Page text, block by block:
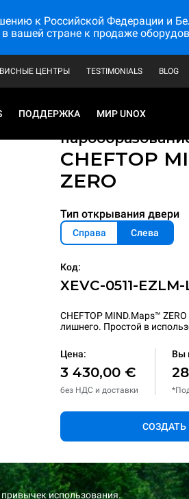
к Российской Федерации и
вашей стране к продаже
ЦЕНТРЫ TESTIMONIALS BLOG
ПОДДЕРЖКА МИР UNOX
CHEFTOP
ZERO
Тип открывания двери
Справа Слева
Код:
XEVC-0511-EZLM-
CHEFTOP MIND.Maps™
лишнего. Простой в
Цена:
3 430,00 €
без НДС и доставки
Вы
СОЗДАТЬ
использования.